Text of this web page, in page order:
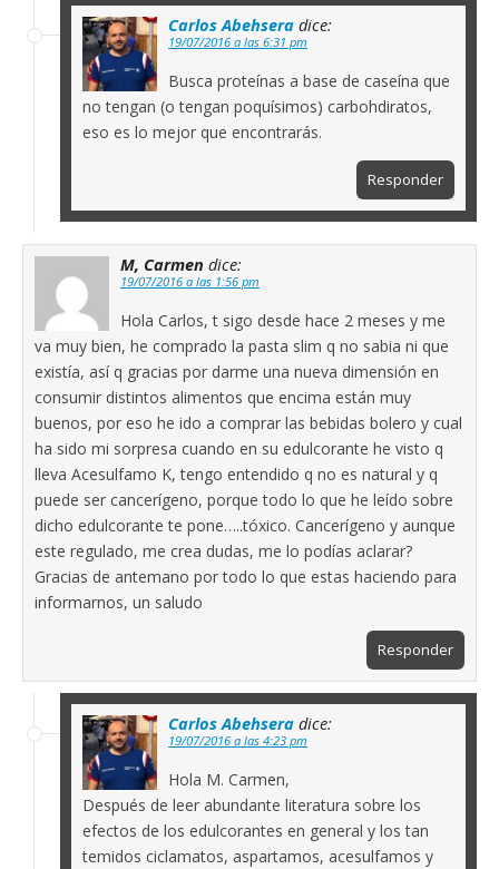
Carlos Abehsera dice:
19/07/2016 a las 6:31 pm
Busca proteínas a base de caseína que
no tengan (o tengan poquísimos) carbohdiratos,
eso es lo mejor que encontrarás.
Responder
M, Carmen dice:
19/07/2016 a las 1:56 pm
Hola Carlos, t sigo desde hace 2 meses y me
va muy bien, he comprado la pasta slim q no sabia ni que
existía, así q gracias por darme una nueva dimensión en
consumir distintos alimentos que encima están muy
buenos, por eso he ido a comprar las bebidas bolero y cual
ha sido mi sorpresa cuando en su edulcorante he visto q
lleva Acesulfamo K, tengo entendido q no es natural y q
puede ser cancerígeno, porque todo lo que he leído sobre
dicho edulcorante te pone…..tóxico. Cancerígeno y aunque
este regulado, me crea dudas, me lo podías aclarar?
Gracias de antemano por todo lo que estas haciendo para
informarnos, un saludo
Responder
Carlos Abehsera dice:
19/07/2016 a las 4:23 pm
Hola M. Carmen,
Después de leer abundante literatura sobre los
efectos de los edulcorantes en general y los tan
temidos ciclamatos, aspartamos, acesulfamos y